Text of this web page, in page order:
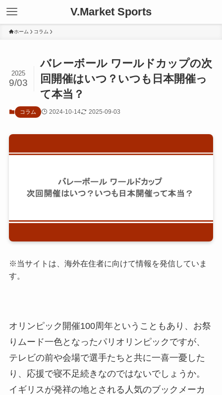
V.Market Sports
ホーム コラム
バレーボール ワールドカップの次
回開催はいつ？いつも日本開催っ
て本当？
2025
9/03
コラム 2024-10-14 2025-09-03
※当サイトは、海外在住者に向けて情報を発信していま
す。
オリンピック開催100周年ということもあり、お祭
りムード一色となったパリオリンピックですが、
テレビの前や会場で選手たちと共に一喜一憂した
り、応援で寝不足続きなのではないでしょうか。
イギリスが発祥の地とされる人気のブックメーカ